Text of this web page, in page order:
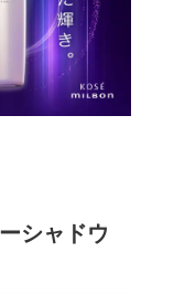
シャドウ